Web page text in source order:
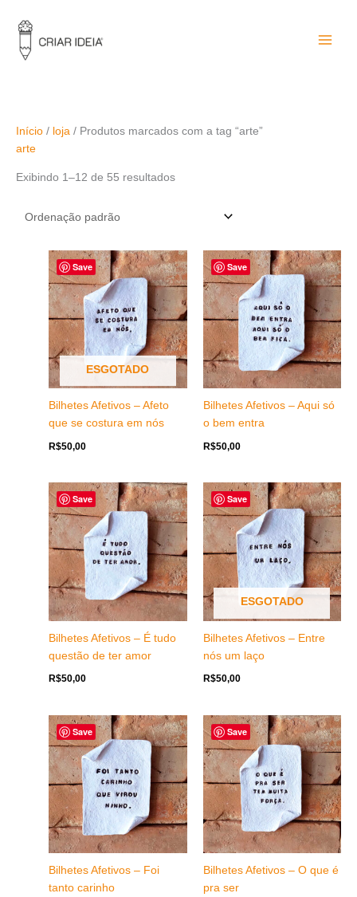
para
conteúdo
Início / loja / Produtos marcados com a tag “arte”
arte
Exibindo 1–12 de 55 resultados
Save
ESGOTADO
Bilhetes Afetivos – Afeto
que se costura em nós
R$50,00
Save
Bilhetes Afetivos – Aqui só
o bem entra
R$50,00
Save
Bilhetes Afetivos – É tudo
questão de ter amor
R$50,00
Save
ESGOTADO
Bilhetes Afetivos – Entre
nós um laço
R$50,00
Save
Bilhetes Afetivos – Foi
tanto carinho
Save
Bilhetes Afetivos – O que é
pra ser